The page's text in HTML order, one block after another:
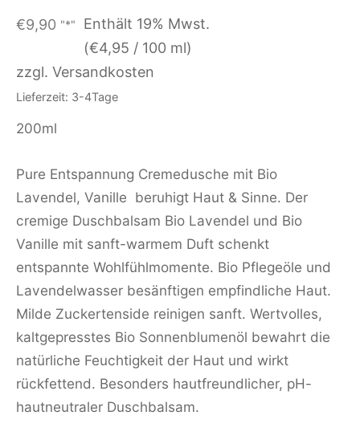
€9,90 "*"
Enthält 19% Mwst.
(€4,95 / 100 ml)
zzgl. Versandkosten
Lieferzeit: 3-4Tage
200ml
Pure Entspannung Cremedusche mit Bio
Lavendel, Vanille beruhigt Haut & Sinne. Der
cremige Duschbalsam Bio Lavendel und Bio
Vanille mit sanft-warmem Duft schenkt
entspannte Wohlfühlmomente. Bio Pflegeöle und
Lavendelwasser besänftigen empfindliche Haut.
Milde Zuckertenside reinigen sanft. Wertvolles,
kaltgepresstes Bio Sonnenblumenöl bewahrt die
natürliche Feuchtigkeit der Haut und wirkt
rückfettend. Besonders hautfreundlicher, pH-
hautneutraler Duschbalsam.